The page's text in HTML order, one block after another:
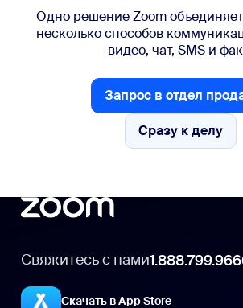
Одно решение Zoom
несколько способов
видео, чат, SMS и
Запрос в отдел
Запрос в отдел
Сразу к делу
Сразу к делу
Свяжитесь с нами
Скачать в App Store